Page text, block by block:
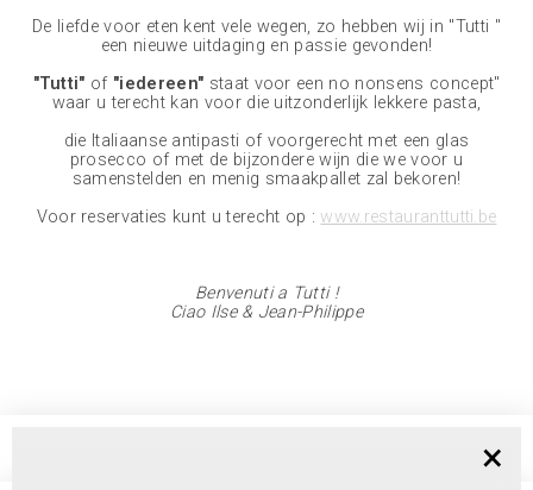
De liefde voor eten kent vele wegen, zo hebben wij in "Tutti "
een nieuwe uitdaging en passie gevonden!
"Tutti" of "iedereen" staat voor een no nonsens concept"
waar u terecht kan voor die uitzonderlijk lekkere pasta,
die Italiaanse antipasti of voorgerecht met een glas
prosecco of met de bijzondere wijn die we voor u
samenstelden en menig smaakpallet zal bekoren!
Voor reservaties kunt u terecht op : www.restauranttutti.be
Benvenuti a Tutti !
Ciao Ilse & Jean-Philippe
×